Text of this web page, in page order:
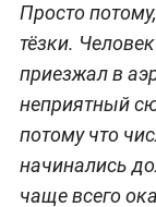
Просто
тёзки.
приезжал в
неприятный
потому что
начинались
чаще всего